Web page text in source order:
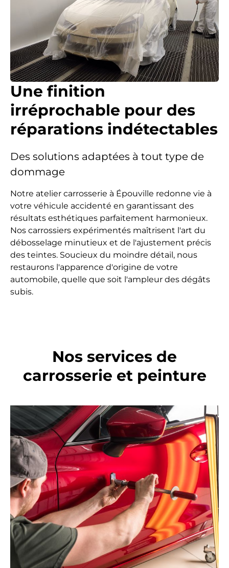
Une finition
irréprochable pour des
réparations indétectables
Des solutions adaptées à tout type de
dommage
Notre atelier carrosserie à Épouville redonne vie à
votre véhicule accidenté en garantissant des
résultats esthétiques parfaitement harmonieux.
Nos carrossiers expérimentés maîtrisent l'art du
débosselage minutieux et de l'ajustement précis
des teintes. Soucieux du moindre détail, nous
restaurons l'apparence d'origine de votre
automobile, quelle que soit l'ampleur des dégâts
subis.
Nos services de
carrosserie et peinture